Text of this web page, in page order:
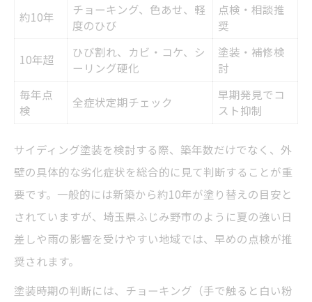
約10年
チョーキング、色あせ、軽
度のひび
点検・相談推
奨
10年超
ひび割れ、カビ・コケ、シ
ーリング硬化
塗装・補修検
討
毎年点
検
全症状定期チェック
早期発見でコ
スト抑制
サイディング塗装を検討する際、築年数だけでなく、外
壁の具体的な劣化症状を総合的に見て判断することが重
要です。一般的には新築から約10年が塗り替えの目安と
されていますが、埼玉県ふじみ野市のように夏の強い日
差しや雨の影響を受けやすい地域では、早めの点検が推
奨されます。
塗装時期の判断には、チョーキング（手で触ると白い粉